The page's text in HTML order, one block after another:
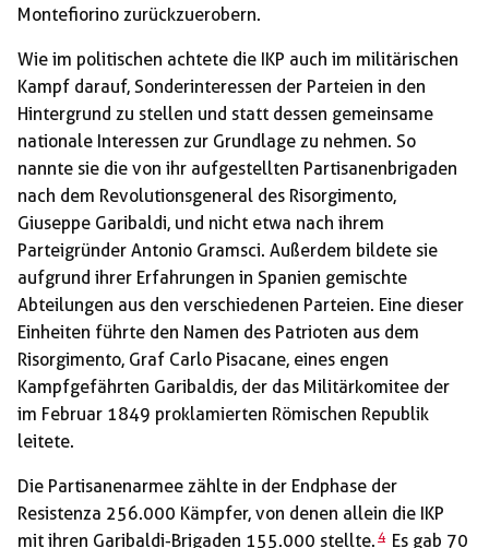
Montefiorino zurückzuerobern.
Wie im politischen achtete die IKP auch im militärischen
Kampf darauf, Sonderinteressen der Parteien in den
Hintergrund zu stellen und statt dessen gemeinsame
nationale Interessen zur Grundlage zu nehmen. So
nannte sie die von ihr aufgestellten Partisanenbrigaden
nach dem Revolutionsgeneral des Risorgimento,
Giuseppe Garibaldi, und nicht etwa nach ihrem
Parteigründer Antonio Gramsci. Außerdem bildete sie
aufgrund ihrer Erfahrungen in Spanien gemischte
Abteilungen aus den verschiedenen Parteien. Eine dieser
Einheiten führte den Namen des Patrioten aus dem
Risorgimento, Graf Carlo Pisacane, eines engen
Kampfgefährten Garibaldis, der das Militärkomitee der
im Februar 1849 proklamierten Römischen Republik
leitete.
Die Partisanenarmee zählte in der Endphase der
Resistenza 256.000 Kämpfer, von denen allein die IKP
mit ihren Garibaldi-Brigaden 155.000 stellte. 4 Es gab 70